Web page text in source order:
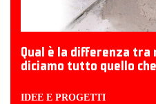
Qual è la differenza tra
diciamo tutto quello
IDEE E PROGETTI